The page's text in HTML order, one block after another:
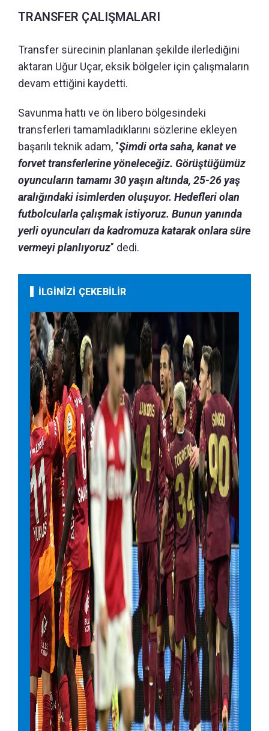
TRANSFER ÇALIŞMALARI
Transfer sürecinin planlanan şekilde ilerlediğini
aktaran Uğur Uçar, eksik bölgeler için çalışmaların
devam ettiğini kaydetti.
Savunma hattı ve ön libero bölgesindeki
transferleri tamamladıklarını sözlerine ekleyen
başarılı teknik adam, "Şimdi orta saha, kanat ve
forvet transferlerine yöneleceğiz. Görüştüğümüz
oyuncuların tamamı 30 yaşın altında, 25-26 yaş
aralığındaki isimlerden oluşuyor. Hedefleri olan
futbolcularla çalışmak istiyoruz. Bunun yanında
yerli oyuncuları da kadromuza katarak onlara süre
vermeyi planlıyoruz" dedi.
İLGİNİZİ ÇEKEBİLİR